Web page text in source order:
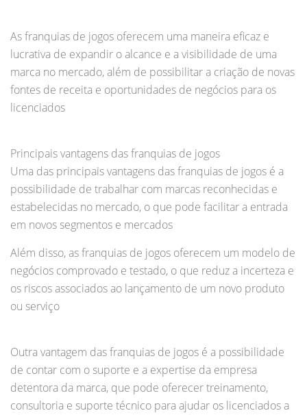
As franquias de jogos oferecem uma maneira eficaz e
lucrativa de expandir o alcance e a visibilidade de uma
marca no mercado, além de possibilitar a criação de novas
fontes de receita e oportunidades de negócios para os
licenciados
Principais vantagens das franquias de jogos
Uma das principais vantagens das franquias de jogos é a
possibilidade de trabalhar com marcas reconhecidas e
estabelecidas no mercado, o que pode facilitar a entrada
em novos segmentos e mercados
Além disso, as franquias de jogos oferecem um modelo de
negócios comprovado e testado, o que reduz a incerteza e
os riscos associados ao lançamento de um novo produto
ou serviço
Outra vantagem das franquias de jogos é a possibilidade
de contar com o suporte e a expertise da empresa
detentora da marca, que pode oferecer treinamento,
consultoria e suporte técnico para ajudar os licenciados a